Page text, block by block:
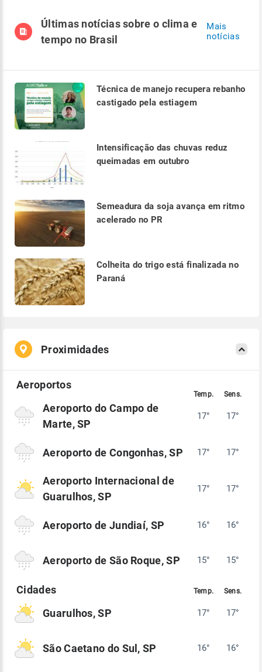
Últimas notícias sobre o clima e
tempo no Brasil
Mais
notícias
Técnica de manejo recupera rebanho
castigado pela estiagem
Intensificação das chuvas reduz
queimadas em outubro
Semeadura da soja avança em ritmo
acelerado no PR
Colheita do trigo está finalizada no
Paraná
Proximidades
Aeroporto do Campo de
Marte, SP
17° 17°
Aeroporto de Congonhas, SP 17° 17°
Aeroporto Internacional de
Guarulhos, SP
17° 17°
Aeroporto de Jundiaí, SP 16° 16°
Aeroporto de São Roque, SP 15° 15°
Guarulhos, SP 17° 17°
São Caetano do Sul, SP 16° 16°